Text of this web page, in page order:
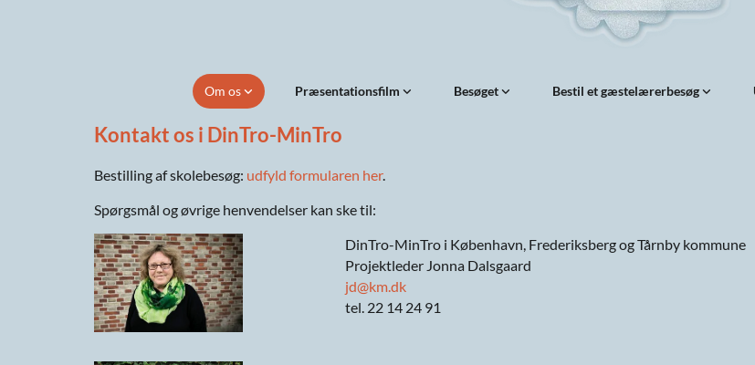
Om os Præsentationsfilm Besøget Bestil et gæstelærerbesøg
Kontakt os i DinTro-MinTro
Bestilling af skolebesøg: udfyld formularen her.
Spørgsmål og øvrige henvendelser kan ske til:
DinTro-MinTro i København, Frederiksberg og Tårnby kommune
Projektleder Jonna Dalsgaard
jd@km.dk
tel. 22 14 24 91